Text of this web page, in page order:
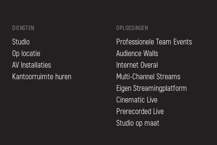
DIENSTEN
Studio
Op locatie
AV Installaties
Kantoorruimte huren
OPLOSSINGEN
Professionele Team Events
Audience Walls
Internet Overal
Multi-Channel Streams
Eigen Streamingplatform
Cinematic Live
Prerecorded Live
Studio op maat